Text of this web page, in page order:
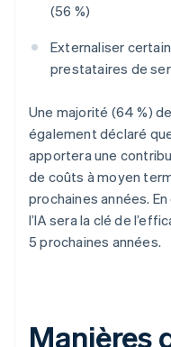
(56 %)
Externaliser
prestataires de
Une majorité (64 %)
également déclaré
apportera une
de coûts à moyen
prochaines années.
l’IA sera la clé de
5 prochaines années.
Manières